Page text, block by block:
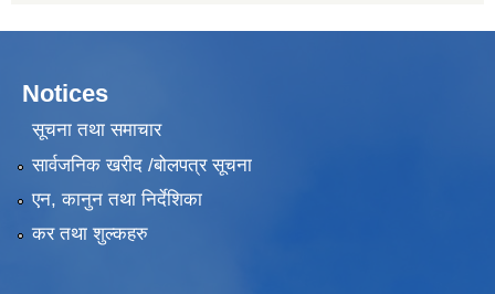
Notices
सूचना तथा समाचार
सार्वजनिक खरीद /बोलपत्र सूचना
एन, कानुन तथा निर्देशिका
कर तथा शुल्कहरु